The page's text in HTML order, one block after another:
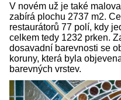
V novém už je také
zabírá plochu 2737 m2.
restaurátorů 77 polí, kdy
celkem tedy 1232 prken.
dosavadní barevnosti se
koruny, která byla
barevných vrstev.